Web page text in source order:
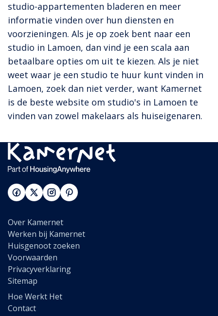
studio-appartementen bladeren en meer
informatie vinden over hun diensten en
voorzieningen. Als je op zoek bent naar een
studio in Lamoen, dan vind je een scala aan
betaalbare opties om uit te kiezen. Als je niet
weet waar je een studio te huur kunt vinden in
Lamoen, zoek dan niet verder, want Kamernet
is de beste website om studio's in Lamoen te
vinden van zowel makelaars als huiseigenaren.
Over Kamernet
Werken bij Kamernet
Huisgenoot zoeken
Voorwaarden
Privacyverklaring
Sitemap
Hoe Werkt Het
Contact